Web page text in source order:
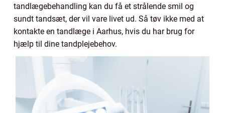
tandlægebehandling kan du få et strålende smil og
sundt tandsæt, der vil vare livet ud. Så tøv ikke med at
kontakte en tandlæge i Aarhus, hvis du har brug for
hjælp til dine tandplejebehov.